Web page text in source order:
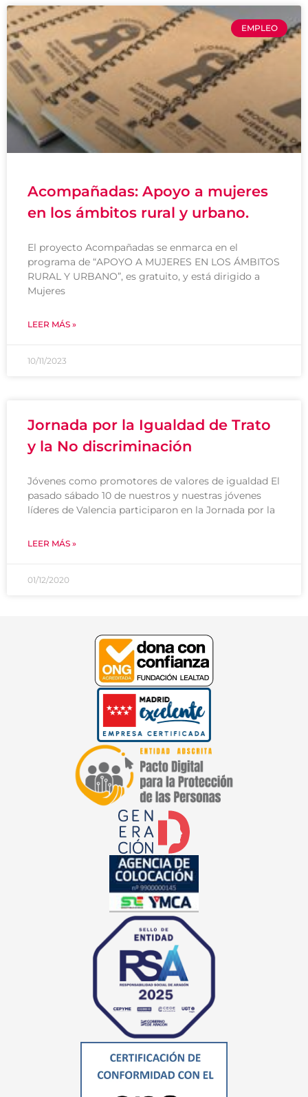
EMPLEO
Acompañadas: Apoyo a mujeres
en los ámbitos rural y urbano.
El proyecto Acompañadas se enmarca en el
programa de “APOYO A MUJERES EN LOS ÁMBITOS
RURAL Y URBANO”, es gratuito, y está dirigido a
Mujeres
LEER MÁS »
10/11/2023
Jornada por la Igualdad de Trato
y la No discriminación
Jóvenes como promotores de valores de igualdad El
pasado sábado 10 de nuestros y nuestras jóvenes
líderes de Valencia participaron en la Jornada por la
LEER MÁS »
01/12/2020